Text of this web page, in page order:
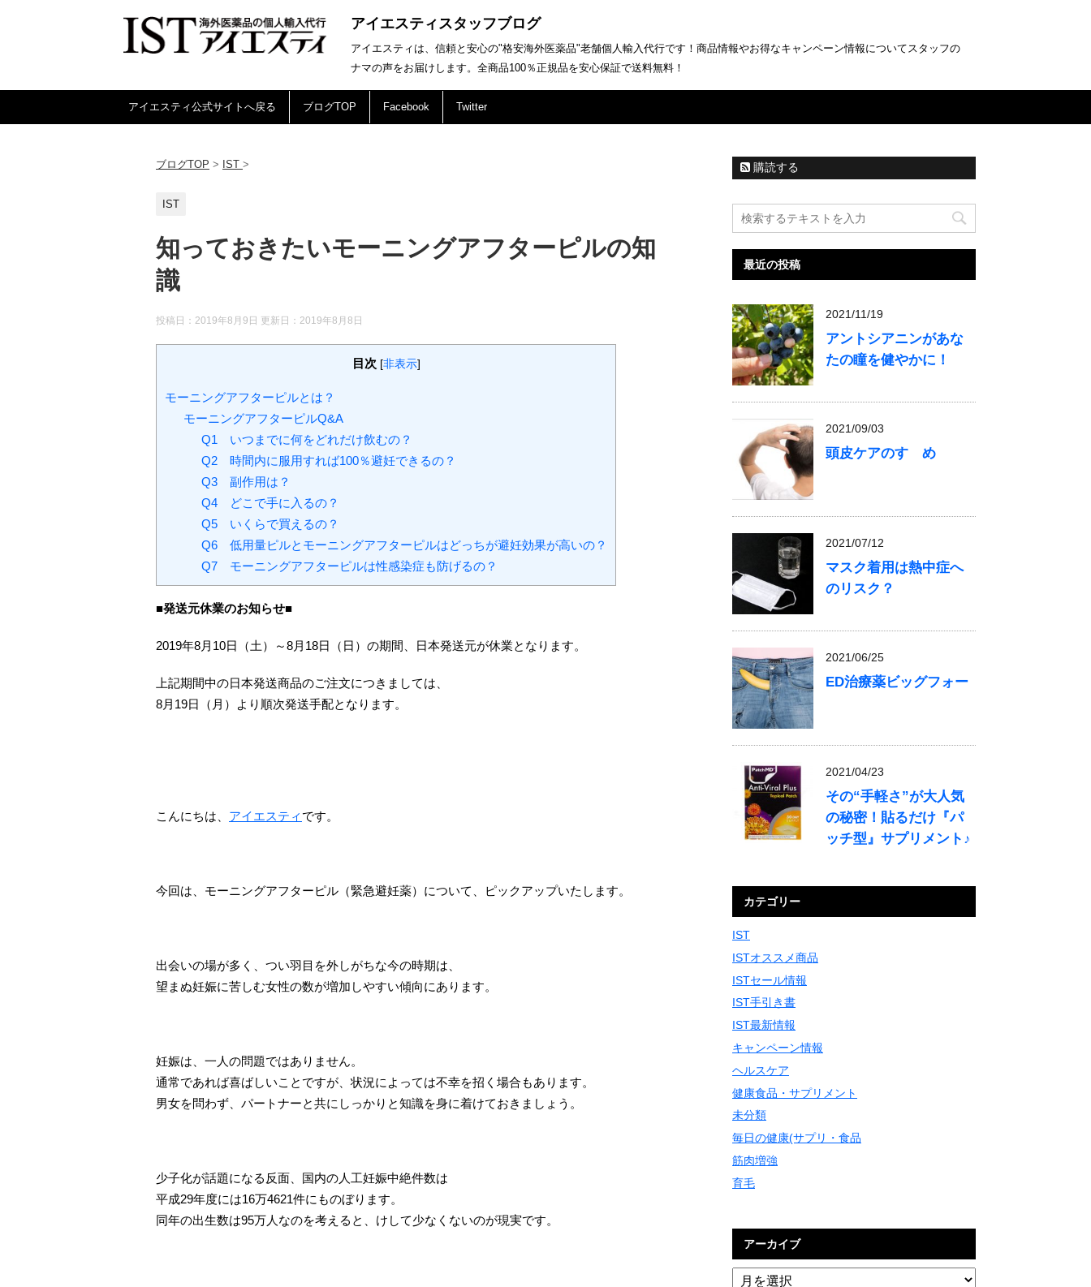
アイエスティスタッフブログ
アイエスティは、信頼と安心の"格安海外医薬品"老舗個人輸入代行です！商品情報やお得なキャンペーン情報についてスタッフの
ナマの声をお届けします。全商品100％正規品を安心保証で送料無料！
アイエスティ公式サイトへ戻る ブログTOP Facebook Twitter
ブログTOP > IST >
IST
知っておきたいモーニングアフターピルの知
識
投稿日：2019年8月9日 更新日： 2019年8月8日
目次 [非表示]
モーニングアフターピルとは？
モーニングアフターピルQ&A
Q1 いつまでに何をどれだけ飲むの？
Q2 時間内に服用すれば100％避妊できるの？
Q3 副作用は？
Q4 どこで手に入るの？
Q5 いくらで買えるの？
Q6 低用量ピルとモーニングアフターピルはどっちが避妊効果が高いの？
Q7 モーニングアフターピルは性感染症も防げるの？
■発送元休業のお知らせ■
2019年8月10日（土）～8月18日（日）の期間、日本発送元が休業となります。
上記期間中の日本発送商品のご注文につきましては、
8月19日（月）より順次発送手配となります。
こんにちは、 アイエスティ です。
今回は、モーニングアフターピル（緊急避妊薬）について、ピックアップいたします。
出会いの場が多く、つい羽目を外しがちな今の時期は、
望まぬ妊娠に苦しむ女性の数が増加しやすい傾向にあります。
妊娠は、一人の問題ではありません。
通常であれば喜ばしいことですが、状況によっては不幸を招く場合もあります。
男女を問わず、パートナーと共にしっかりと知識を身に着けておきましょう。
少子化が話題になる反面、国内の人工妊娠中絶件数は
平成29年度には16万4621件にものぼります。
同年の出生数は95万人なのを考えると、けして少なくないのが現実です。
購読する
最近の投稿
2021/11/19
アントシアニンがあな
たの瞳を健やかに！
2021/09/03
頭皮ケアのすゝめ
2021/07/12
マスク着用は熱中症へ
のリスク？
2021/06/25
ED治療薬ビッグフォー
2021/04/23
その“手軽さ”が大人気
の秘密！貼るだけ『パ
ッチ型』サプリメント♪
カテゴリー
IST
ISTオススメ商品
ISTセール情報
IST手引き書
IST最新情報
キャンペーン情報
ヘルスケア
健康食品・サプリメント
未分類
毎日の健康(サプリ・食品
筋肉増強
育毛
アーカイブ